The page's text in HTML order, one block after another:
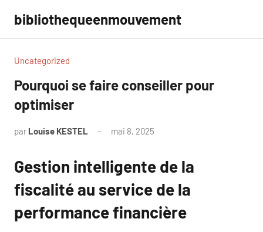
contenu
bibliothequeenmouvement
Uncategorized
Pourquoi se faire conseiller pour
optimiser
par Louise KESTEL mai 8, 2025
Gestion intelligente de la
fiscalité au service de la
performance financière